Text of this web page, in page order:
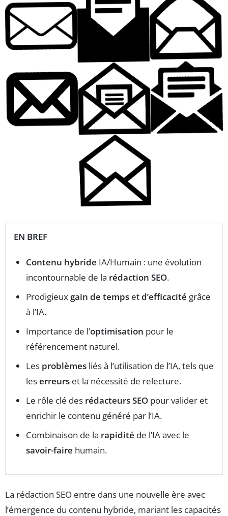
EN BREF
Contenu hybride IA/Humain : une évolution
incontournable de la rédaction SEO.
Prodigieux gain de temps etd’efficacité grâce
à l’IA.
Importance de l’optimisation pour le
référencement naturel.
Les problèmes liés à l’utilisation de l’IA, tels que
leserreurs et la nécessité de relecture.
Le rôle clé des rédacteurs SEO pour valider et
enrichir le contenu généré par l’IA.
Combinaison de la rapidité de l’IA avec le
savoir-faire humain.
La rédaction SEO entre dans une nouvelle ère avec
l’émergence du contenu hybride, mariant les capacités